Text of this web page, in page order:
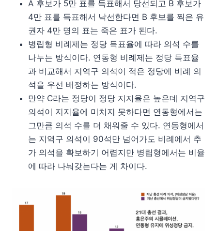
A 후보가 5만 표를 득표해서 당선되고 B 후보가
4만 표를 득표해서 낙선한다면 B 후보를 찍은 유
권자 4만 명의 표는 죽은 표가 된다.
병립형 비례제는 정당 득표율에 따라 의석 수를
나누는 방식이다. 연동형 비례제는 정당 득표율
과 비교해서 지역구 의석이 적은 정당에 비례 의
석을 우선 배정하는 방식이다.
만약 C라는 정당이 정당 지지율은 높은데 지역구
의석이 지지율에 미치지 못하다면 연동형에서는
그만큼 의석 수를 더 채워줄 수 있다. 연동형에서
는 지역구 의석이 90석만 넘어가도 비례에서 추
가 의석을 확보하기 어렵지만 병립형에서는 비율
에 따라 나눠갖는다는 게 차이다.